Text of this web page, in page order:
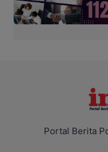
Portal Berita